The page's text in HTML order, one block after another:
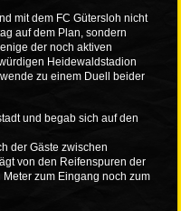
mit dem FC Gütersloh nicht
auf dem Plan, sondern
der noch aktiven
Heidewaldstadion
zu einem Duell beider
und begab sich auf den
der Gäste zwischen
von den Reifenspuren der
zum Eingang noch zum